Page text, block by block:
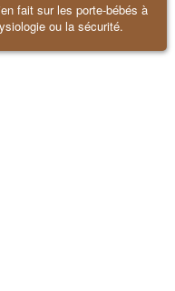
fait sur les porte-bébés à
ou la sécurité.